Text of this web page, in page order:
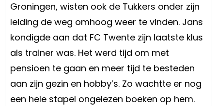
Groningen, wisten ook de Tukkers onder zijn
leiding de weg omhoog weer te vinden. Jans
kondigde aan dat FC Twente zijn laatste klus
als trainer was. Het werd tijd om met
pensioen te gaan en meer tijd te besteden
aan zijn gezin en hobby’s. Zo wachtte er nog
een hele stapel ongelezen boeken op hem.